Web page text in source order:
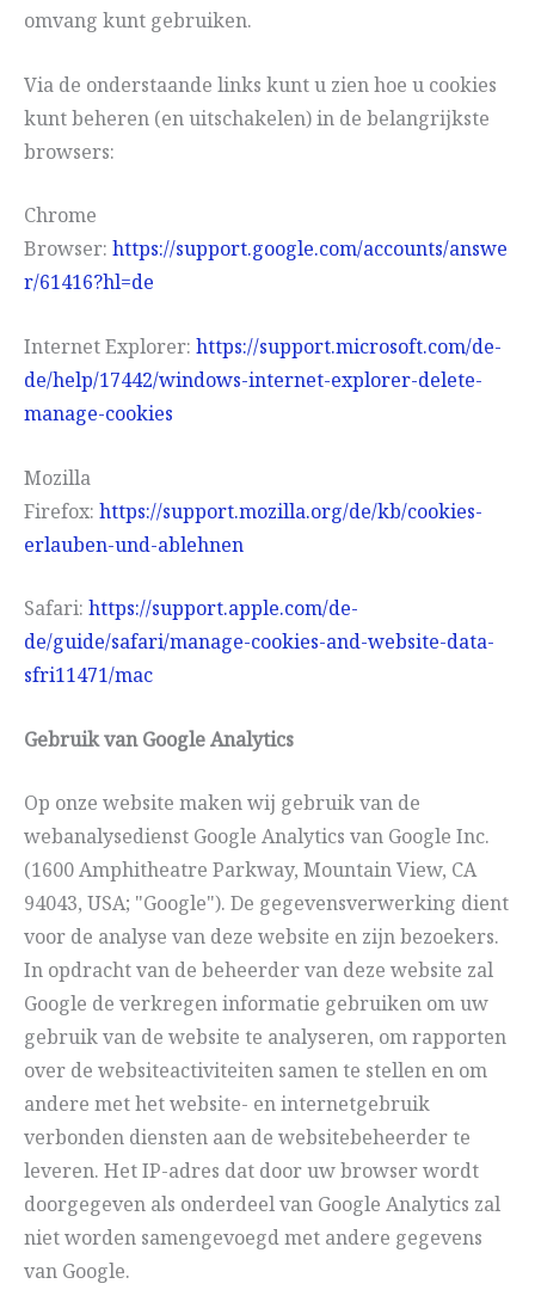
omvang kunt gebruiken.
Via de onderstaande links kunt u zien hoe u cookies
kunt beheren (en uitschakelen) in de belangrijkste
browsers:
Chrome
Browser: https://support.google.com/accounts/answe
r/61416?hl=de
Internet Explorer: https://support.microsoft.com/de-
de/help/17442/windows-internet-explorer-delete-
manage-cookies
Mozilla
Firefox: https://support.mozilla.org/de/kb/cookies-
erlauben-und-ablehnen
Safari: https://support.apple.com/de-
de/guide/safari/manage-cookies-and-website-data-
sfri11471/mac
Gebruik van Google Analytics
Op onze website maken wij gebruik van de
webanalysedienst Google Analytics van Google Inc.
(1600 Amphitheatre Parkway, Mountain View, CA
94043, USA; "Google"). De gegevensverwerking dient
voor de analyse van deze website en zijn bezoekers.
In opdracht van de beheerder van deze website zal
Google de verkregen informatie gebruiken om uw
gebruik van de website te analyseren, om rapporten
over de websiteactiviteiten samen te stellen en om
andere met het website- en internetgebruik
verbonden diensten aan de websitebeheerder te
leveren. Het IP-adres dat door uw browser wordt
doorgegeven als onderdeel van Google Analytics zal
niet worden samengevoegd met andere gegevens
van Google.